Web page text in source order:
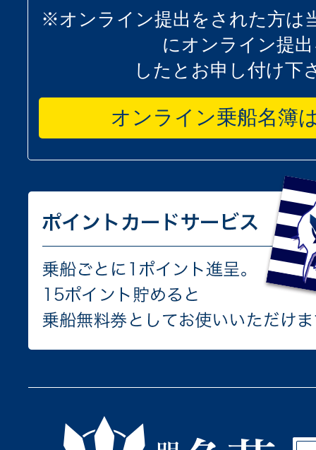
※オンライン提出をされた方は
にオンライン提
したとお申し付け下
オンライン乗船名簿